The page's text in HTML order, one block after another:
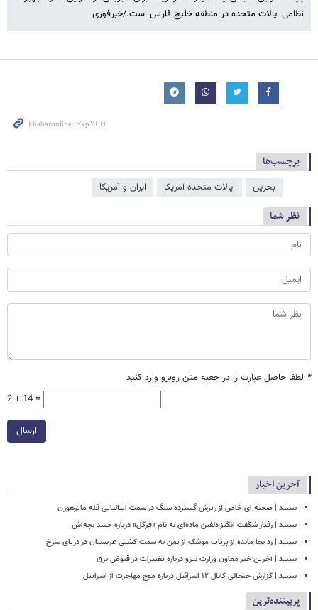
نظامی ایالات متحده در منطقه خلیج فارس است./خبرفوری
برچسب‌ها
بحرین ایالات متحده آمریکا ایران و آمریکا
نظر شما
* لطفا حاصل عبارت را در جعبه متن روبرو وارد کنید
2 + 14 =
ارسال
آخرین اخبار
ببینید | صحنه ای خاص از ریزش گسترده سنگ در سمت ایتالیایی قله ماترهورن
ببینید | رفتار شگفت انگیز دلفین ماده‌ای به نام «فرگل» درباره جسد بچه‌اش
ببینید | رد بجا مانده از پرتاب موشک از یمن به سمت کشتی‌ عربستان در دریای سرخ
ببینید | آخرین خبر معاون وزارت نیرو درباره تغییرات در قبوض برق
ببینید | گزارش جنجالی کانال ۱۲ اسرائیل درباره موج مهاجرت از اسراییل
پربیننده‌ترین